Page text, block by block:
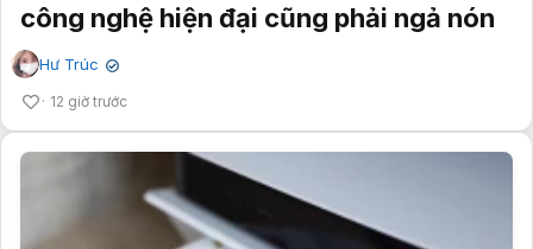
công nghệ hiện đại cũng phải ngả nón
Hư Trúc ✔
12 giờ trước